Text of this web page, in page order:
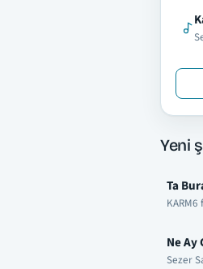
Yeni
Ta
KARM6
Ne Ay
Sezer